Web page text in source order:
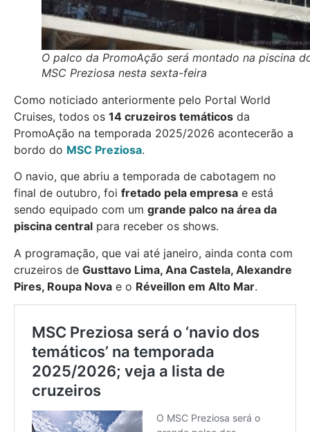
O palco da PromoAção será montado na piscina
MSC Preziosa nesta sexta-feira
Como noticiado anteriormente pelo Portal World
Cruises, todos os 14 cruzeiros temáticos da
PromoAção na temporada 2025/2026 acontecerão a
bordo do MSC Preziosa.
O navio, que abriu a temporada de cabotagem no
final de outubro, foi fretado pela empresa e está
sendo equipado com um grande palco na área da
piscina central para receber os shows.
A programação, que vai até janeiro, ainda conta com
cruzeiros de Gusttavo Lima, Ana Castela, Alexandre
Pires, Roupa Nova e o Réveillon em Alto Mar.